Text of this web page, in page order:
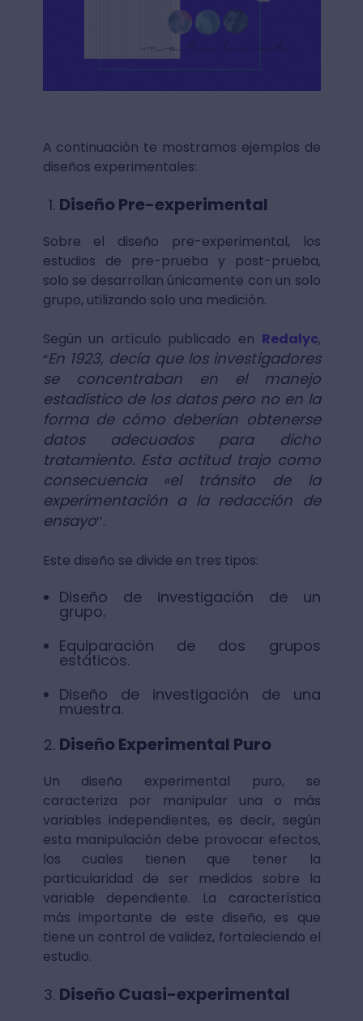
A continuación te mostramos ejemplos de
diseños experimentales:
Diseño Pre-experimental
Sobre el diseño pre-experimental, los
estudios de pre-prueba y post-prueba,
solo se desarrollan únicamente con un solo
grupo, utilizando solo una medición.
Según un artículo publicado en Redalyc,
“En 1923, decía que los investigadores
se concentraban en el manejo
estadístico de los datos pero no en la
forma de cómo deberían obtenerse
datos adecuados para dicho
tratamiento. Esta actitud trajo como
consecuencia «el tránsito de la
experimentación a la redacción de
ensayo’’.
Este diseño se divide en tres tipos:
Diseño de investigación de un
grupo.
Equiparación de dos grupos
estáticos.
Diseño de investigación de una
muestra.
Diseño Experimental Puro
Un diseño experimental puro, se
caracteriza por manipular una o más
variables independientes, es decir, según
esta manipulación debe provocar efectos,
los cuales tienen que tener la
particularidad de ser medidos sobre la
variable dependiente. La característica
más importante de este diseño, es que
tiene un control de validez, fortaleciendo el
estudio.
Diseño Cuasi-experimental